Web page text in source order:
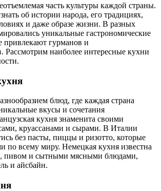
часть культуры каждой страны.
об истории народа, его традициях,
и даже образе жизни. В разных
уникальные гастрономические
привлекают гурманов и
Рассмотрим наиболее интересные кухни
блюд, где каждая страна
вкусы и сочетания
кухня знаменита своими
круассанами и сырами. В Италии
без пасты, пиццы и ризотто, которые
по всему миру. Немецкая кухня известна
пивом и сытными мясными блюдами,
и айсбайн.